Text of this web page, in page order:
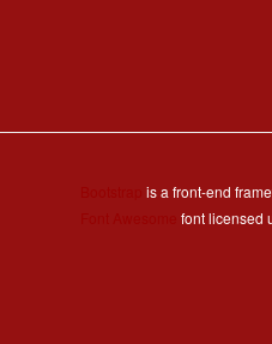
is a front-end
font licensed